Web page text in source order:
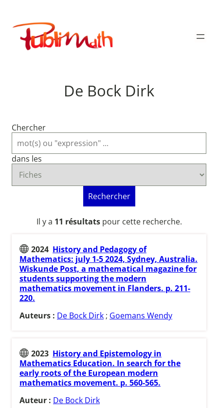
contenu
Publimath
De Bock Dirk
Chercher
dans les
Rechercher
Il y a 11 résultatspour cette recherche.
2024 History and Pedagogy of
Mathematics: july 1-5 2024, Sydney, Australia.
Wiskunde Post, a mathematical magazine for
students supporting the modern
mathematics movement in Flanders. p. 211-
220.
Auteurs : De Bock Dirk ; Goemans Wendy
2023 History and Epistemology in
Mathematics Education. In search for the
early roots of the European modern
mathematics movement. p. 560-565.
Auteur : De Bock Dirk